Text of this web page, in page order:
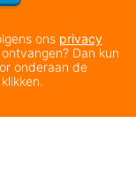
ons privacy
Dan kun
onderaan de